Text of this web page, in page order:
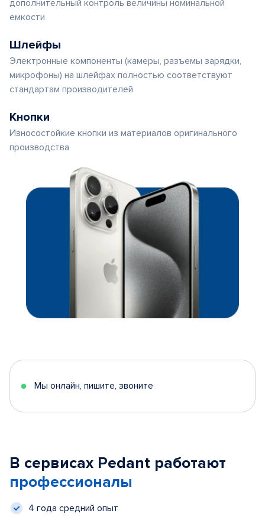
дополнительный контроль величины номинальной
емкости
Шлейфы
Электронные компоненты (камеры, разъемы зарядки,
микрофоны) на шлейфах полностью соответствуют
стандартам производителей
Кнопки
Износостойкие кнопки из материалов оригинального
производства
Мы онлайн, пишите, звоните
В сервисах Pedant работают
профессионалы
4 года средний опыт